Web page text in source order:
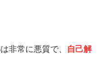
非常に悪質で、
自己解